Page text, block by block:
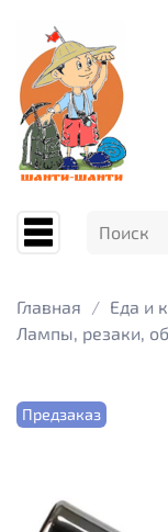
Главная Еда и
Лампы, резаки,
Предзаказ